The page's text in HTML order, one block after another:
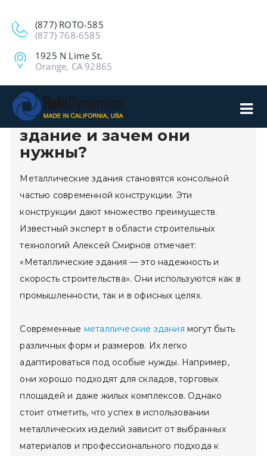
(877) ROTO-585
(877) 768-6585
1925 N Lime St.
Orange, CA 92865
Что такое металлическое
здание и зачем они
нужны?
Металлические здания становятся консольной
частью современной конструкции. Эти
конструкции дают множество преимуществ.
Известный эксперт в области строительных
технологий Алексей Смирнов отмечает:
«Металлические здания — это надежность и
скорость строительства». Они используются как в
промышленности, так и в офисных целях.
Современные металлические здания могут быть
различных форм и размеров. Их легко
адаптироваться под особые нужды. Например,
они хорошо подходят для складов, торговых
площадей и даже жилых комплексов. Однако
стоит отметить, что успех в использовании
металлических изделий зависит от выбранных
материалов и профессионального подхода к